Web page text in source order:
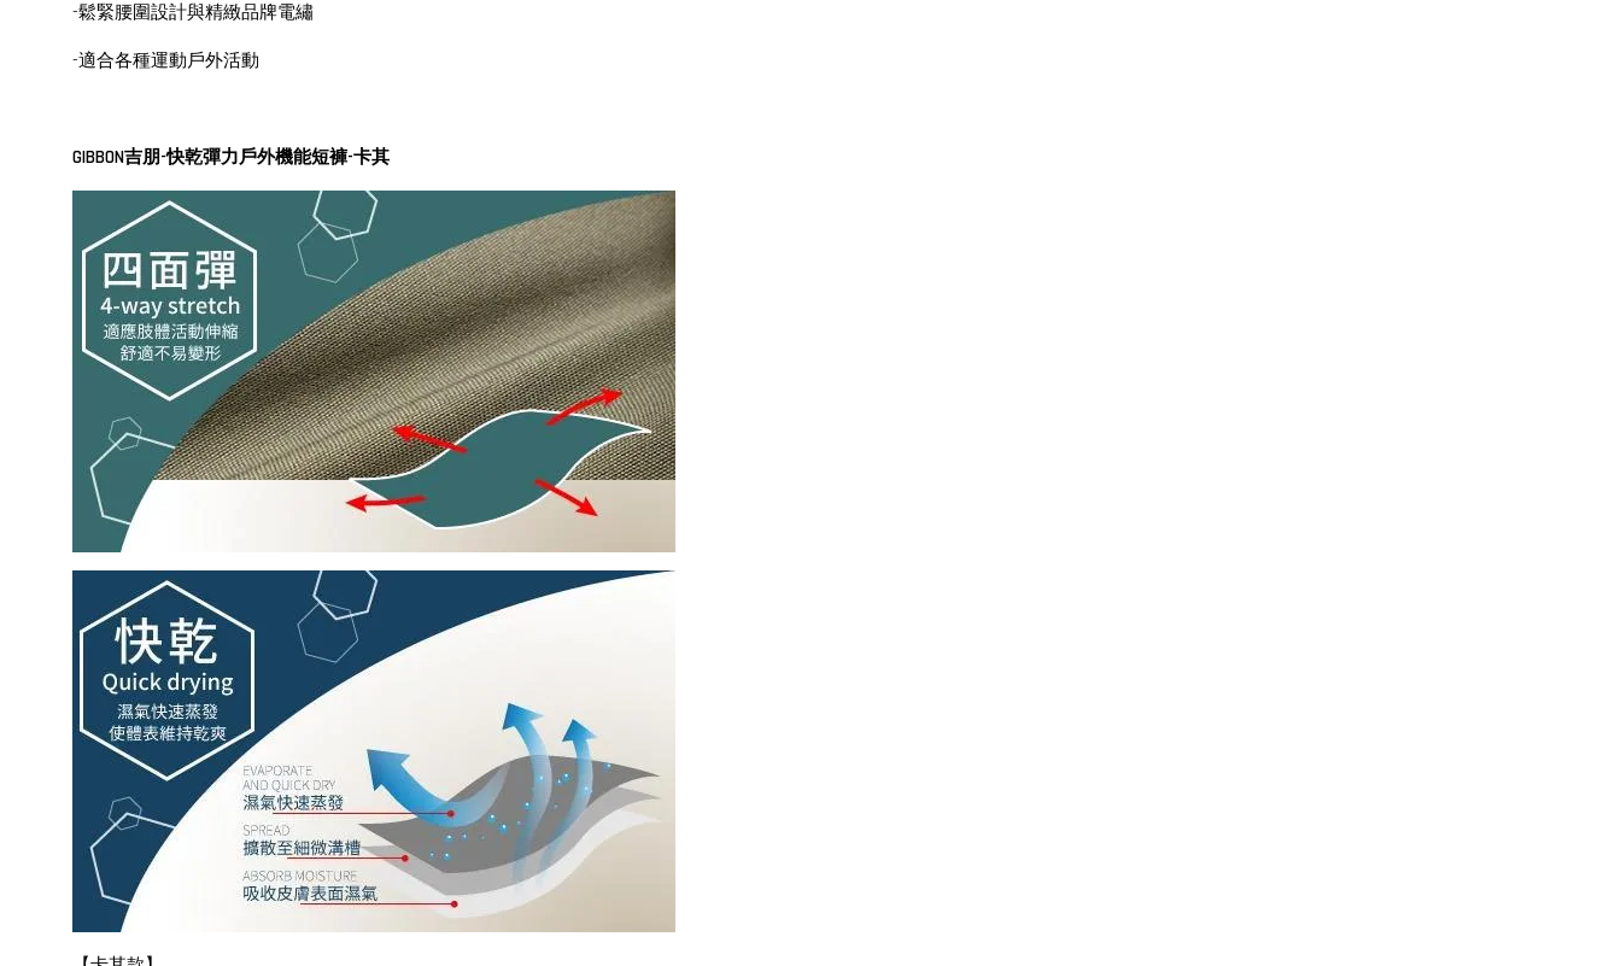
-鬆緊腰圍設計與精緻品牌電繡
-適合各種運動戶外活動
GIBBON吉朋-快乾彈力戶外機能短褲-卡其